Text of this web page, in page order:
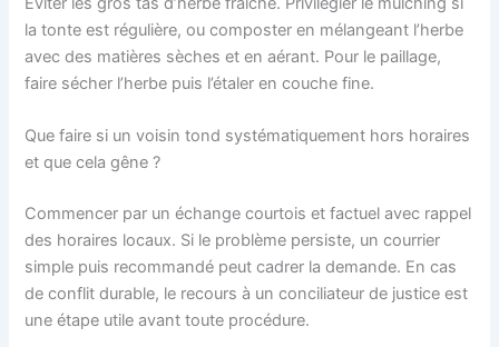
la tonte est régulière, ou composter en mélangeant l’herbe
avec des matières sèches et en aérant. Pour le paillage,
faire sécher l’herbe puis l’étaler en couche fine.
Que faire si un voisin tond systématiquement hors horaires
et que cela gêne ?
Commencer par un échange courtois et factuel avec rappel
des horaires locaux. Si le problème persiste, un courrier
simple puis recommandé peut cadrer la demande. En cas
de conflit durable, le recours à un conciliateur de justice est
une étape utile avant toute procédure.